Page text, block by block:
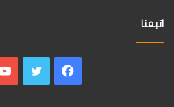
اتبعنا
فيسبوكتويتر